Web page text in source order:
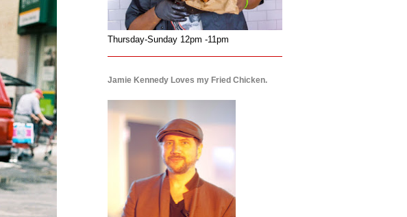
Thursday-Sunday 12pm -11pm
Jamie Kennedy Loves my Fried Chicken.